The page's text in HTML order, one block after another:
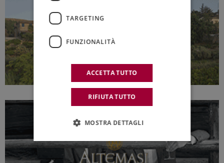
TARGETING
FUNZIONALITÀ
ACCETTA TUTTO
RIFIUTA TUTTO
MOSTRA DETTAGLI